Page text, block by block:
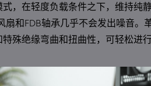
，在轻度负载条件之下，维持纯
扇和FDB轴承几乎不会发出噪音。
殊绝缘弯曲和扭曲性，可轻松进